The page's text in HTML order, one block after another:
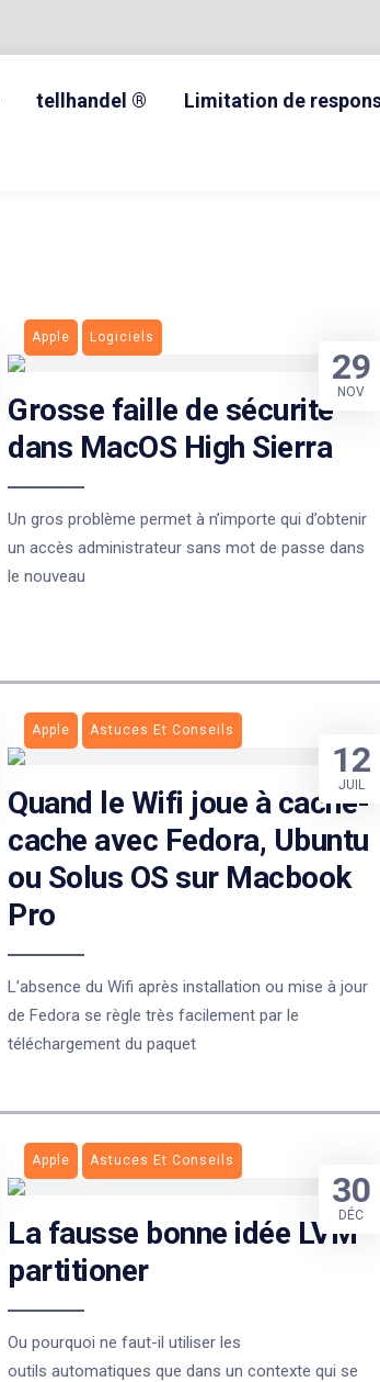
tellhandel ®
Limitation de
Apple Logiciels
Grosse faille de sécurité
dans MacOS High Sierra
Un gros problème permet à n’importe qui d’obtenir
un accès administrateur sans mot de passe dans
le nouveau
29
NOV
Apple Astuces Et Conseils
Quand le Wifi joue à cache-
cache avec Fedora, Ubuntu
ou Solus OS sur Macbook
Pro
L’absence du Wifi après installation ou mise à jour
de Fedora se règle très facilement par le
téléchargement du paquet
12
JUIL
Apple Astuces Et Conseils
La fausse bonne idée LVM
partitioner
Ou pourquoi ne faut-il utiliser les
outils automatiques que dans un contexte qui se
30
DÉC